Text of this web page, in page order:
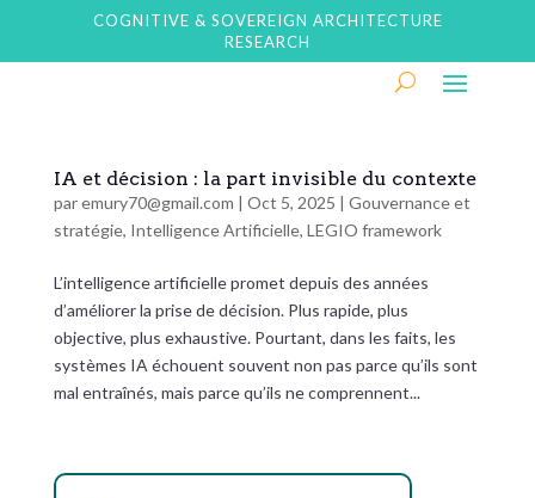
COGNITIVE & SOVEREIGN ARCHITECTURE
RESEARCH
IA et décision : la part invisible du contexte
paremury70@gmail.com | Oct 5, 2025 | Gouvernance et
stratégie, Intelligence Artificielle, LEGIO framework
L’intelligence artificielle promet depuis des années
d’améliorer la prise de décision. Plus rapide, plus
objective, plus exhaustive. Pourtant, dans les faits, les
systèmes IA échouent souvent non pas parce qu’ils sont
mal entraînés, mais parce qu’ils ne comprennent...